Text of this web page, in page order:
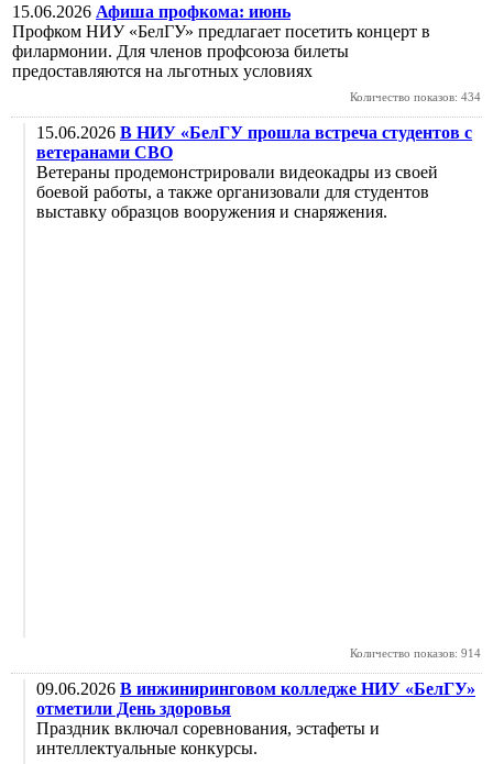
15.06.2026 Афиша профкома: июнь
Профком НИУ «БелГУ» предлагает посетить концерт в
филармонии. Для членов профсоюза билеты
предоставляются на льготных условиях
Количество показов: 434
15.06.2026 В НИУ «БелГУ прошла встреча студентов с
ветеранами СВО
Ветераны продемонстрировали видеокадры из своей
боевой работы, а также организовали для студентов
выставку образцов вооружения и снаряжения.
Количество показов: 914
09.06.2026 В инжиниринговом колледже НИУ «БелГУ»
отметили День здоровья
Праздник включал соревнования, эстафеты и
интеллектуальные конкурсы.